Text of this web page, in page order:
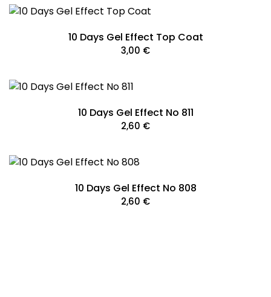
10 Days Gel Effect Top Coat
3,00 €
10 Days Gel Effect No 811
2,60 €
10 Days Gel Effect No 808
2,60 €